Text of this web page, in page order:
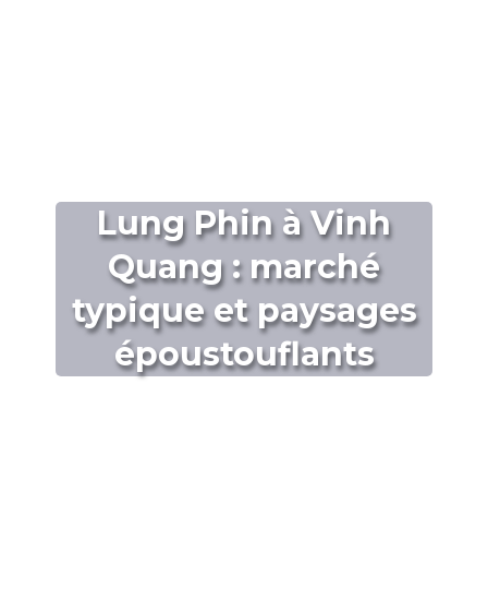
Lung Phin à Vinh
Quang : marché
typique et paysages
époustouflants